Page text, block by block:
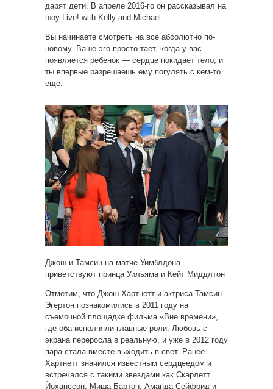
дарят дети. В апреле 2016-го он рассказывал на
шоу Live! with Kelly and Michael:
Вы начинаете смотреть на все абсолютно по-
новому. Ваше эго просто тает, когда у вас
появляется ребенок — сердце покидает тело, и
ты впервые разрешаешь ему погулять с кем-то
еще.
Джош и Тамсин на матче Уимблдона
приветствуют принца Уильяма и Кейт Миддлтон
Отметим, что Джош Хартнетт и актриса Тамсин
Эгертон познакомились в 2011 году на
съемочной площадке фильма «Вне времени»,
где оба исполняли главные роли. Любовь с
экрана переросла в реальную, и уже в 2012 году
пара стала вместе выходить в свет. Ранее
Хартнетт значился известным сердцеедом и
встречался с такими звездами как Скарлетт
Йоханссон, Миша Бартон, Аманда Сейфрид и